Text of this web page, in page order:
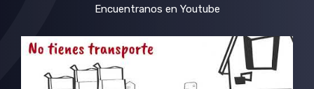
Encuentranos en Youtube